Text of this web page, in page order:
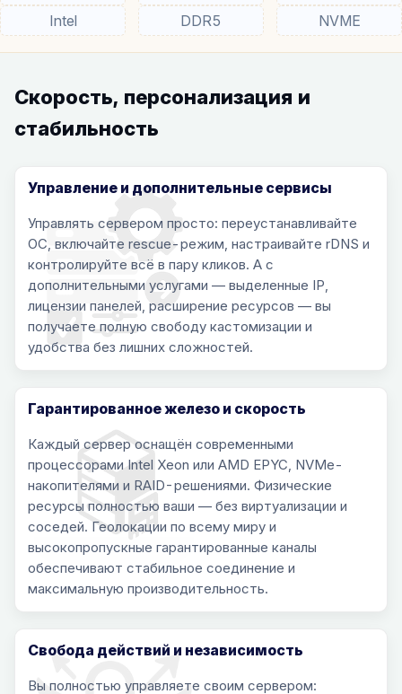
Intel
DDR5 NVME
Скорость, персонализация и
стабильность
Управление и дополнительные сервисы
Управлять сервером просто: переустанавливайте
ОС, включайте rescue-режим, настраивайте rDNS и
контролируйте всё в пару кликов. А с
дополнительными услугами — выделенные IP,
лицензии панелей, расширение ресурсов — вы
получаете полную свободу кастомизации и
удобства без лишних сложностей.
Гарантированное железо и скорость
Каждый сервер оснащён современными
процессорами Intel Xeon или AMD EPYC, NVMe-
накопителями и RAID-решениями. Физические
ресурсы полностью ваши — без виртуализации и
соседей. Геолокации по всему миру и
высокопропускные гарантированные каналы
обеспечивают стабильное соединение и
максимальную производительность.
Свобода действий и независимость
Вы полностью управляете своим сервером: